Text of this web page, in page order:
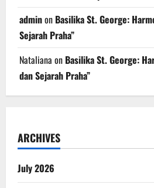
adminon Basilika St. George:
Sejarah Praha”
Nataliana on Basilika St. George:
dan Sejarah Praha”
ARCHIVES
July 2026